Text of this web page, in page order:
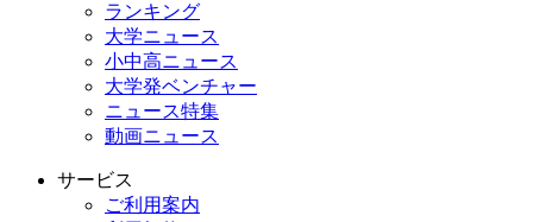
ランキング
大学ニュース
小中高ニュース
大学発ベンチャー
ニュース特集
動画ニュース
サービス
ご利用案内